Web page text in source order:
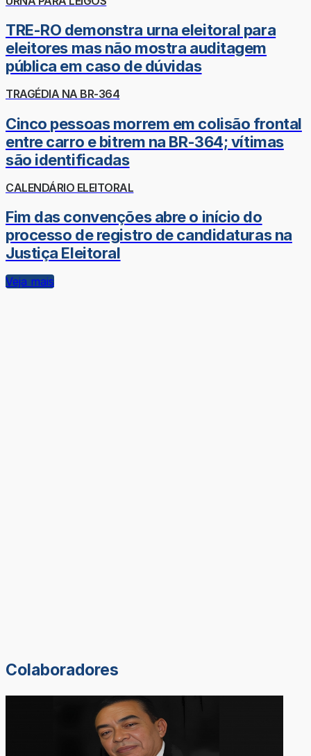
TRE-RO demonstra urna eleitoral para
eleitores mas não mostra auditagem
pública em caso de dúvidas
TRAGÉDIA NA BR-364
Cinco pessoas morrem em colisão frontal
entre carro e bitrem na BR-364; vítimas
são identificadas
CALENDÁRIO ELEITORAL
Fim das convenções abre o início do
processo de registro de candidaturas na
Justiça Eleitoral
Veja mais
Colaboradores